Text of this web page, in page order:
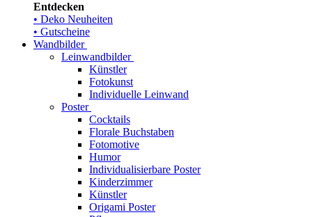
Entdecken
• Deko Neuheiten
• Gutscheine
Wandbilder
Leinwandbilder
Künstler
Fotokunst
Individuelle Leinwand
Poster
Cocktails
Florale Buchstaben
Fotomotive
Humor
Individualisierbare Poster
Kinderzimmer
Künstler
Origami Poster